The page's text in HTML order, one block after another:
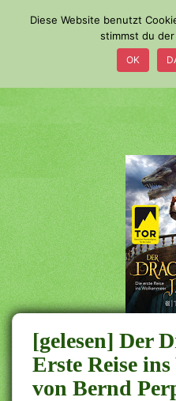
a
i
n
c
o
n
t
e
n
t
[gelesen] Der
Erste Reise
von Bernd
Diese Website benutzt
stimmst du
OK